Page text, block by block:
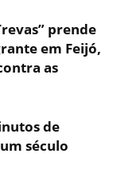
prende
em Feijó,
as
de
século